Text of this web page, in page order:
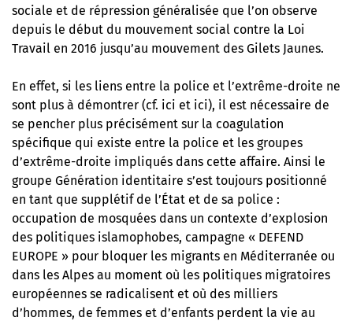
sociale et de répression généralisée que l’on observe
depuis le début du mouvement social contre la Loi
Travail en 2016 jusqu’au mouvement des Gilets Jaunes.
En effet, si les liens entre la police et l’extrême-droite ne
sont plus à démontrer (cf. ici et ici), il est nécessaire de
se pencher plus précisément sur la coagulation
spécifique qui existe entre la police et les groupes
d’extrême-droite impliqués dans cette affaire. Ainsi le
groupe Génération identitaire s’est toujours positionné
en tant que supplétif de l’État et de sa police :
occupation de mosquées dans un contexte d’explosion
des politiques islamophobes, campagne « DEFEND
EUROPE » pour bloquer les migrants en Méditerranée ou
dans les Alpes au moment où les politiques migratoires
européennes se radicalisent et où des milliers
d’hommes, de femmes et d’enfants perdent la vie au